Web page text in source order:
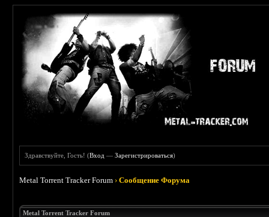
Здравствуйте, Гость! (Вход —Зарегистрироваться)
Metal Torrent Tracker Forum ›Сообщение Форума
Metal Torrent Tracker Forum